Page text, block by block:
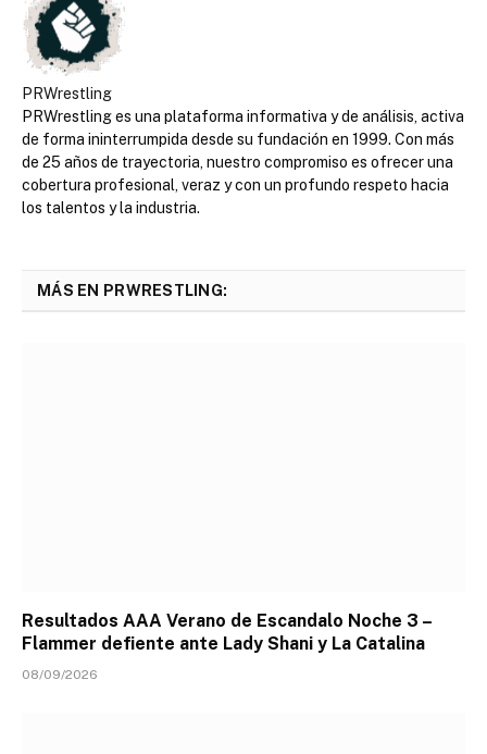
PRWrestling
PRWrestling es una plataforma informativa y de análisis, activa
de forma ininterrumpida desde su fundación en 1999. Con más
de 25 años de trayectoria, nuestro compromiso es ofrecer una
cobertura profesional, veraz y con un profundo respeto hacia
los talentos y la industria.
MÁS EN PRWRESTLING:
Resultados AAA Verano de Escandalo Noche 3 –
Flammer defiente ante Lady Shani y La Catalina
08/09/2026